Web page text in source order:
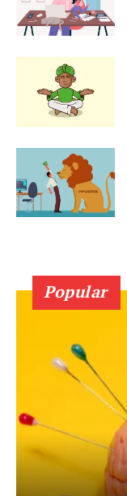
Popular